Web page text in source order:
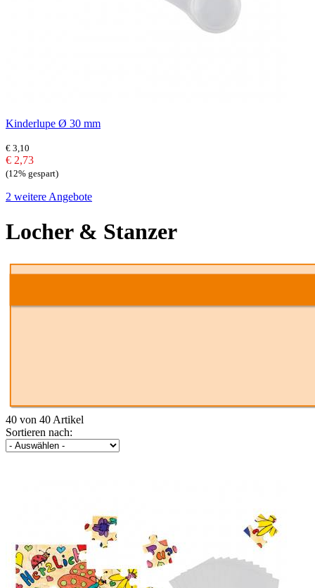
Kinderlupe Ø 30 mm
€ 3,10
€ 2,73
(12% gespart)
2 weitere Angebote
Locher & Stanzer
40 von 40 Artikel
Sortieren nach: